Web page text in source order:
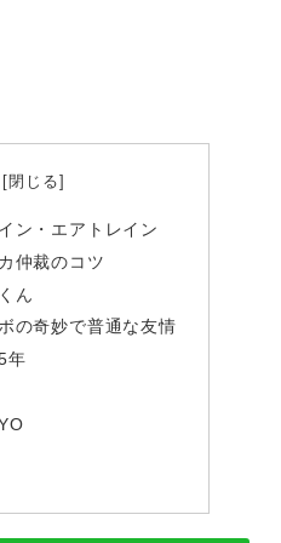
ン・エアトレイン
仲裁のコツ
ん
の奇妙で普通な友情
年